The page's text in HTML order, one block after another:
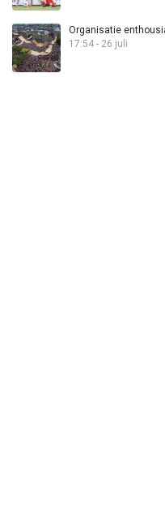
Organisatie
17:54 - 26 juli